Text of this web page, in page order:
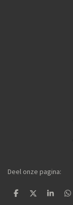
Deel onze pagina:
D
D
S
D